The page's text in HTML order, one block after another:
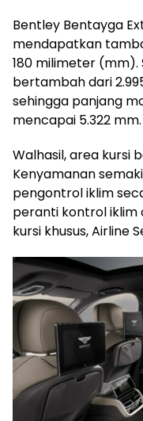
Bentley Bentayga
mendapatkan
180 milimeter (mm).
bertambah dari
sehingga panjang
mencapai 5.322 mm.
Walhasil, area kursi
Kenyamanan
pengontrol iklim
peranti kontrol
kursi khusus, Airline